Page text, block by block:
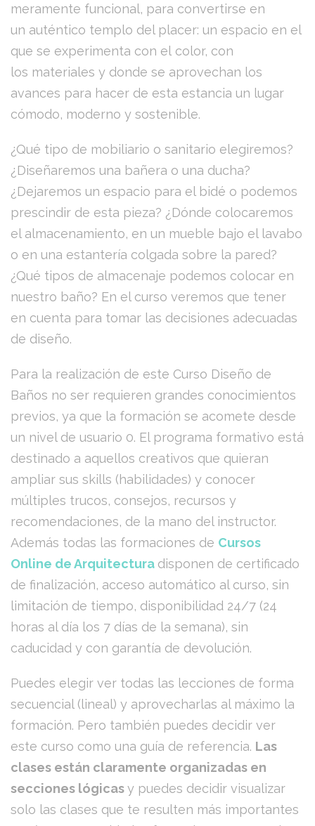
meramente funcional, para convertirse en
un auténtico templo del placer: un espacio en el
que se experimenta con el color, con
los materiales y donde se aprovechan los
avances para hacer de esta estancia un lugar
cómodo, moderno y sostenible.
¿Qué tipo de mobiliario o sanitario elegiremos?
¿Diseñaremos una bañera o una ducha?
¿Dejaremos un espacio para el bidé o podemos
prescindir de esta pieza? ¿Dónde colocaremos
el almacenamiento, en un mueble bajo el lavabo
o en una estantería colgada sobre la pared?
¿Qué tipos de almacenaje podemos colocar en
nuestro baño? En el curso veremos que tener
en cuenta para tomar las decisiones adecuadas
de diseño.
Para la realización de este Curso Diseño de
Baños no ser requieren grandes conocimientos
previos, ya que la formación se acomete desde
un nivel de usuario 0. El programa formativo está
destinado a aquellos creativos que quieran
ampliar sus skills (habilidades) y conocer
múltiples trucos, consejos, recursos y
recomendaciones, de la mano del instructor.
Además todas las formaciones de Cursos
Online de Arquitectura disponen de certificado
de finalización, acceso automático al curso, sin
limitación de tiempo, disponibilidad 24/7 (24
horas al día los 7 días de la semana), sin
caducidad y con garantía de devolución.
Puedes elegir ver todas las lecciones de forma
secuencial (lineal) y aprovecharlas al máximo la
formación. Pero también puedes decidir ver
este curso como una guía de referencia. Las
clases están claramente organizadas en
secciones lógicasy puedes decidir visualizar
solo las clases que te resulten más importantes